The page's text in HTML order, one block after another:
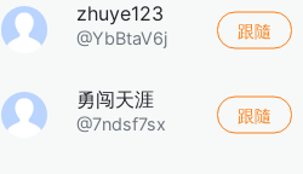
zhuye123
@YbBtaV6j 跟隨
勇闯天涯
@7ndsf7sx 跟隨